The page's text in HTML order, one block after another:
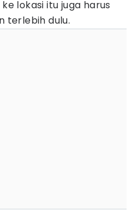
lokasi itu juga harus
terlebih dulu.